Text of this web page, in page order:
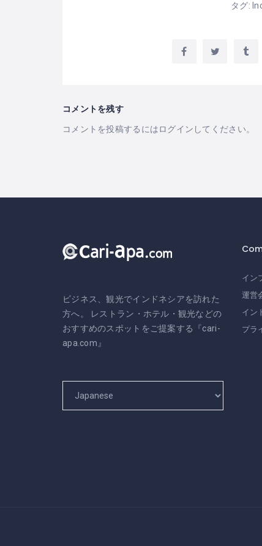
タグ:
コメントを残す
コメントを投稿するにはログイン してください。
ビジネス、観光でインドネシアを訪れた
方へ。 レストラン・ホテル・観光などの
おすすめのスポットをご提案する『cari-
apa.com』
イン
運営
イン
プラ